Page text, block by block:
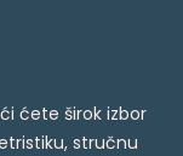
ćete širok izbor
stručnu